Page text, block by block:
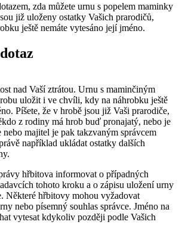
zda můžete urnu s popelem maminky
již uloženy ostatky Vašich prarodičů,
ještě nemáte vytesáno její jméno.
nad Vaší ztrátou. Urnu s maminčiným
uložit i ve chvíli, kdy na náhrobku ještě
Píšete, že v hrobě jsou již Vaši prarodiče,
z rodiny má hrob buď pronajatý, nebo je
majitel je pak takzvaným správcem
například ukládat ostatky dalších
hřbitova informovat o případných
tohoto kroku a o zápisu uložení urny
Některé hřbitovy mohou vyžadovat
nebo písemný souhlas správce. Jméno na
vytesat kdykoliv později podle Vašich